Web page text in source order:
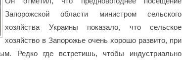
Запорожской области министром сельского
хозяйства Украины показало, что сельское
хозяйство в Запорожье очень хорошо развито, при
Редко где встретишь, чтобы индустриально